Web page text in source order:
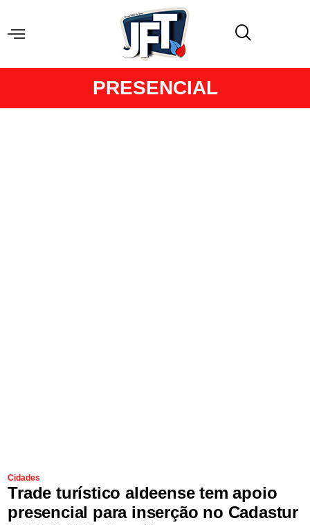
PRESENCIAL
Cidades
Trade turístico aldeense tem apoio
presencial para inserção no Cadastur